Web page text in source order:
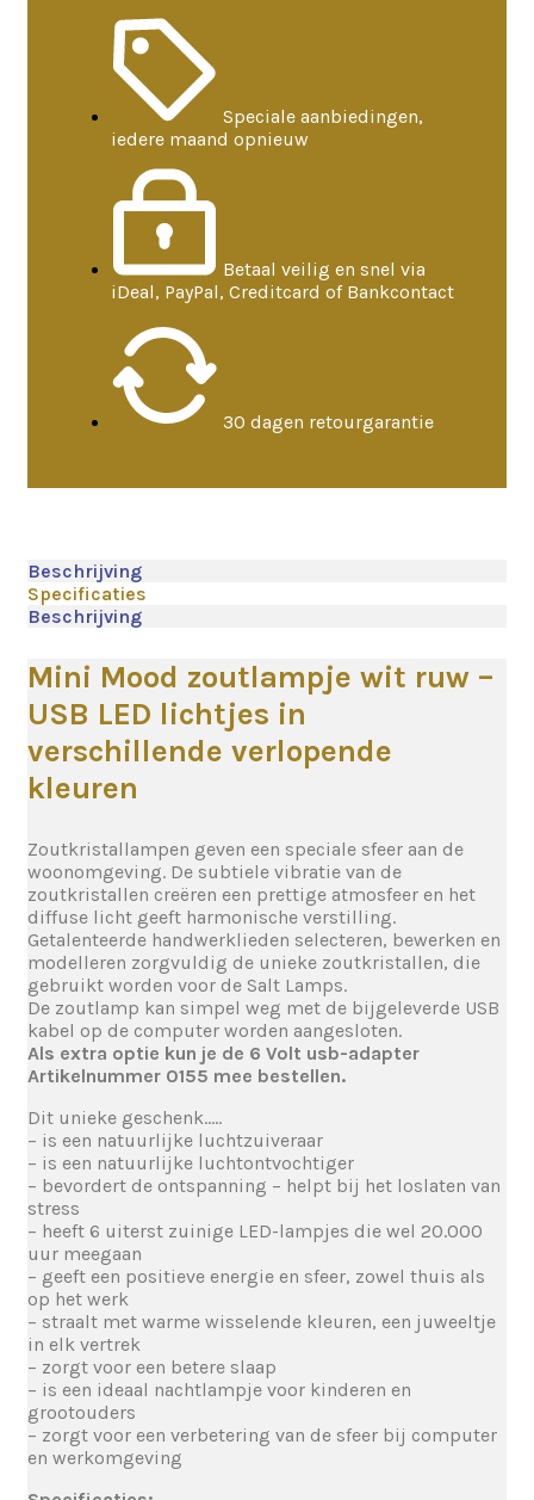
Speciale aanbiedingen,
iedere maand opnieuw
Betaal veilig en snel via
iDeal, PayPal, Creditcard of Bankcontact
30 dagen retourgarantie
Beschrijving
Specificaties
Beschrijving
Mini Mood zoutlampje wit ruw –
USB LED lichtjes in
verschillende verlopende
kleuren
Zoutkristallampen geven een speciale sfeer aan de
woonomgeving. De subtiele vibratie van de
zoutkristallen creëren een prettige atmosfeer en het
diffuse licht geeft harmonische verstilling.
Getalenteerde handwerklieden selecteren, bewerken en
modelleren zorgvuldig de unieke zoutkristallen, die
gebruikt worden voor de Salt Lamps.
De zoutlamp kan simpel weg met de bijgeleverde USB
kabel op de computer worden aangesloten.
Als extra optie kun je de 6 Volt usb-adapter
Artikelnummer 0155 mee bestellen.
Dit unieke geschenk…..
– is een natuurlijke luchtzuiveraar
– is een natuurlijke luchtontvochtiger
– bevordert de ontspanning – helpt bij het loslaten van
stress
– heeft 6 uiterst zuinige LED-lampjes die wel 20.000
uur meegaan
– geeft een positieve energie en sfeer, zowel thuis als
op het werk
– straalt met warme wisselende kleuren, een juweeltje
in elk vertrek
– zorgt voor een betere slaap
– is een ideaal nachtlampje voor kinderen en
grootouders
– zorgt voor een verbetering van de sfeer bij computer
en werkomgeving